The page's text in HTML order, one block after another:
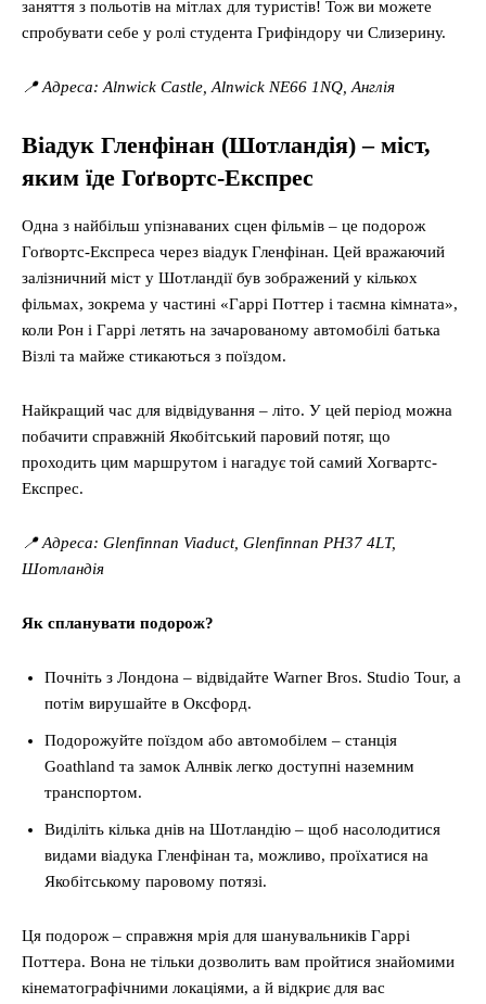
заняття з польотів на мітлах для туристів! Тож ви можете
спробувати себе у ролі студента Грифіндору чи Слизерину.
📍 Адреса: Alnwick Castle, Alnwick NE66 1NQ, Англія
Віадук Гленфінан (Шотландія) – міст,
яким їде Гоґвортс-Експрес
Одна з найбільш упізнаваних сцен фільмів – це подорож
Гоґвортс-Експреса через віадук Гленфінан. Цей вражаючий
залізничний міст у Шотландії був зображений у кількох
фільмах, зокрема у частині «Гаррі Поттер і таємна кімната»,
коли Рон і Гаррі летять на зачарованому автомобілі батька
Візлі та майже стикаються з поїздом.
Найкращий час для відвідування – літо. У цей період можна
побачити справжній Якобітський паровий потяг, що
проходить цим маршрутом і нагадує той самий Хогвартс-
Експрес.
📍 Адреса: Glenfinnan Viaduct, Glenfinnan PH37 4LT,
Шотландія
Як спланувати подорож?
Почніть з Лондона – відвідайте Warner Bros. Studio Tour, а
потім вирушайте в Оксфорд.
Подорожуйте поїздом або автомобілем – станція
Goathland та замок Алнвік легко доступні наземним
транспортом.
Виділіть кілька днів на Шотландію – щоб насолодитися
видами віадука Гленфінан та, можливо, проїхатися на
Якобітському паровому потязі.
Ця подорож – справжня мрія для шанувальників Гаррі
Поттера. Вона не тільки дозволить вам пройтися знайомими
кінематографічними локаціями, а й відкриє для вас